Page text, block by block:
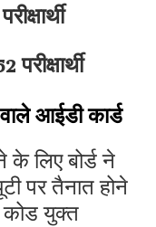
आईडी कार्ड
के लिए बोर्ड ने
पर तैनात होने
कोड युक्त